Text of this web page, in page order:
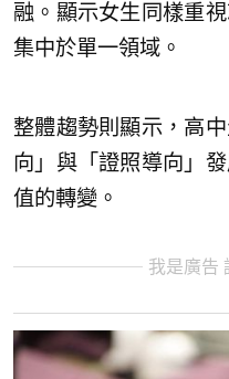
融。顯示女生同樣重
集中於單一領域。
整體趨勢則顯示，高
向」與「證照導向」
值的轉變。
我是廣告